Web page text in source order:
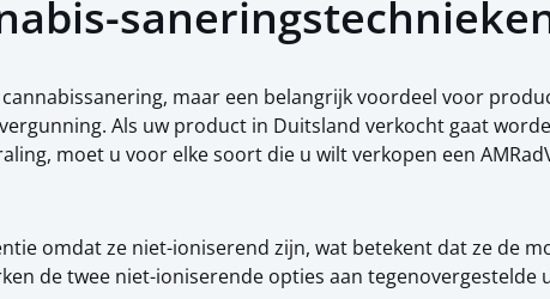
maar een belangrijk voordeel voor
Als uw product in Duitsland verkocht gaat
moet u voor elke soort die u wilt verkopen een
omdat ze niet-ioniserend zijn, wat betekent dat ze de
de twee niet-ioniserende opties aan tegenovergestelde